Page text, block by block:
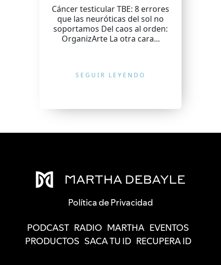
Cáncer testicular TBE: 8 errores
que las neuróticas del sol no
soportamos Del caos al orden:
OrganizArte La otra cara...
SEGUIR LEYENDO
Política de Privacidad
PODCAST RADIO MARTHA EVENTOS
PRODUCTOS SACA TU ID RECUPERA ID